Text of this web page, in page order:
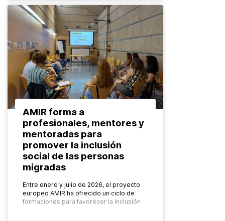
AMIR forma a
profesionales, mentores y
mentoradas para
promover la inclusión
social de las personas
migradas
Entre enero y julio de 2026, el proyecto
europeo AMIR ha ofrecido un ciclo de
formaciones para favorecer la inclusión